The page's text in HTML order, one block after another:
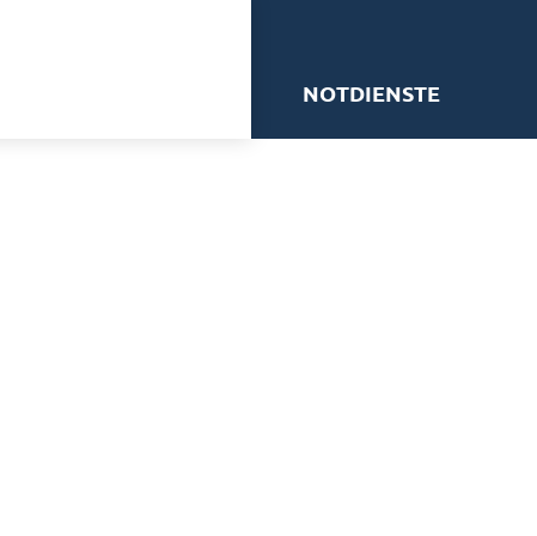
NOTDIENSTE